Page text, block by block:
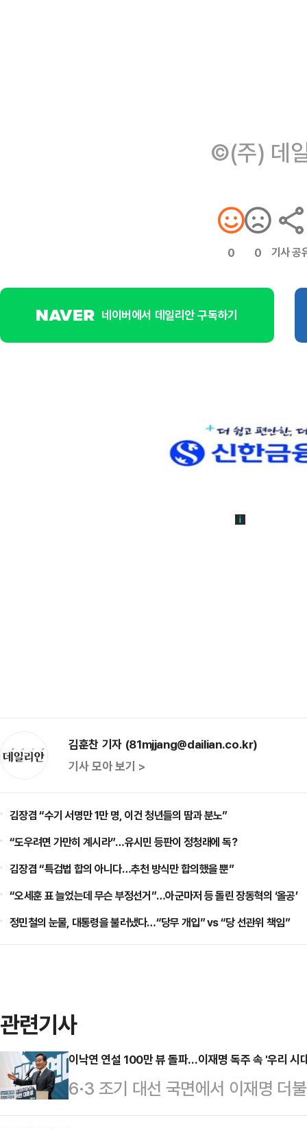
©(주) 데
0 0 기사 공
네이버에서 데일리안 구독하기
김훈찬 기자 (81mjjang@dailian.co.kr)
기사 모아 보기 >
김장겸 “수기 서명만 1만 명, 이건 청년들의 땀과 분노”
“도우려면 가만히 계시라”…유시민 등판이 정청래에 독?
김장겸 “특검법 합의 아니다…추천 방식만 합의했을 뿐”
“오세훈 표 늘었는데 무슨 부정선거”…아군마저 등 돌린 장동혁의 ‘올공’
정민철의 눈물, 대통령을 불러냈다…“당무 개입” vs “당 선관위 책임”
관련기사
이낙연 연설 100만 뷰 돌파…이재명 독주 속 '우리
6·3 조기 대선 국면에서 이재명 더
있다. 이에 '윤석열·이재명 동반청